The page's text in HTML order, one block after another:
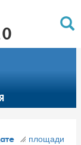
площади